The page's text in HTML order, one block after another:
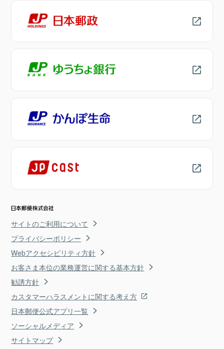
サイトのご利用について
プライバシーポリシー
Webアクセシビリティ方針
お客さま本位の業務運営に関する基本方針
勧誘方針
カスタマーハラスメントに関する考え方
日本郵便公式アプリ一覧
ソーシャルメディア
サイトマップ